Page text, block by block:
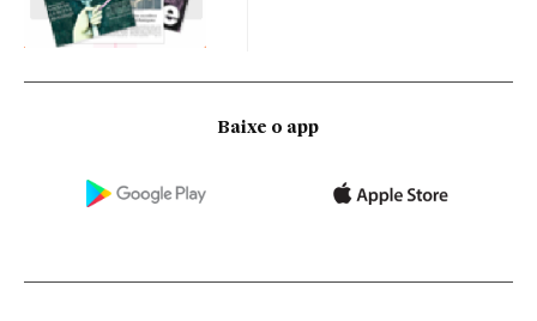
Baixe o app